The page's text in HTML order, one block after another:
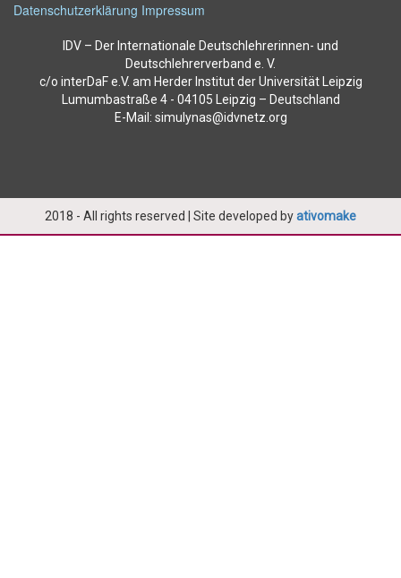
Datenschutzerklärung Impressum
IDV – Der Internationale Deutschlehrerinnen- und
Deutschlehrerverband e. V.
c/o interDaF e.V. am Herder Institut der Universität Leipzig
Lumumbastraße 4 - 04105 Leipzig – Deutschland
E-Mail: simulynas@idvnetz.org
2018 - All rights reserved | Site developed byativomake